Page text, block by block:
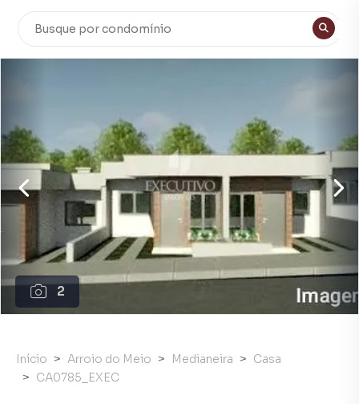
2
Início Arroio do Meio Medianeira
Casa
CA0785_EXEC